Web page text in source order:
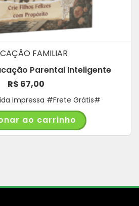
FAMILIAR
Parental Inteligente
R$ 67,00
Impressa #Frete Grátis#
ao carrinho